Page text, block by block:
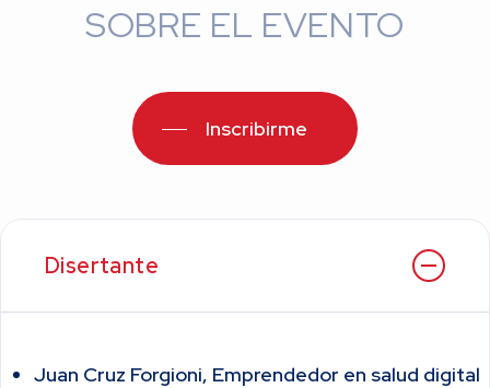
SOBRE EL EVENTO
Inscribirme
Disertante
Juan Cruz Forgioni, Emprendedor en salud digital